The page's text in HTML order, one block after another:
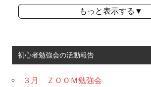
もっと表示する▼
初心者勉強会の活動報告
３月 ＺＯＯＭ勉強会